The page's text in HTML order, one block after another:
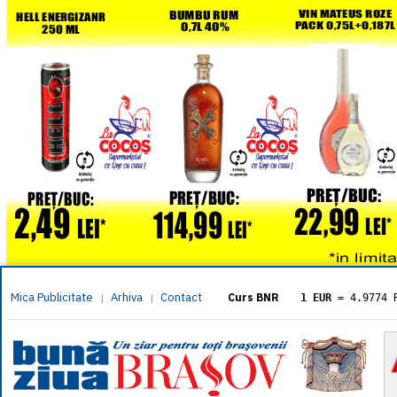
Mica Publicitate | Arhiva | Contact Curs BNR 1 EUR = 4.9774
= 5.8304
1 XAU= 464.4611
1 AED= 1.1933
1 AUD= 2.7957
1 BGN= 2.5449